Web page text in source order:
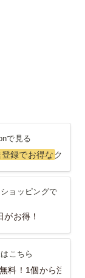
る
で見る
録でお得なクーポ
ッピングで見
ョッピングで
がお得！
ら
こちら
料！1個から注文